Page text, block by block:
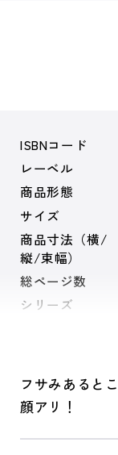
ISBNコード
レーベル
商品形態
サイズ
商品寸法（横/
縦/束幅）
総ページ数
シリーズ
フサみあると
顔アリ！